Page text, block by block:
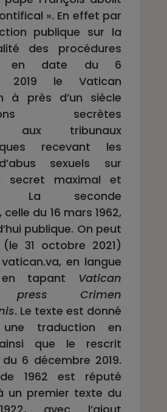
». En effet par
publique sur la
des procédures
en date du 6
2019 le Vatican
à près d’un siècle
secrètes
aux tribunaux
recevant les
sexuels sur
secret maximal et
La seconde
du 16 mars 1962,
publique. On peut
31 octobre 2021)
en langue
en tapant Vatican
press Crimen
. Le texte est donné
traduction en
que le rescrit
du 6 décembre 2019.
1962 est réputé
un premier texte du